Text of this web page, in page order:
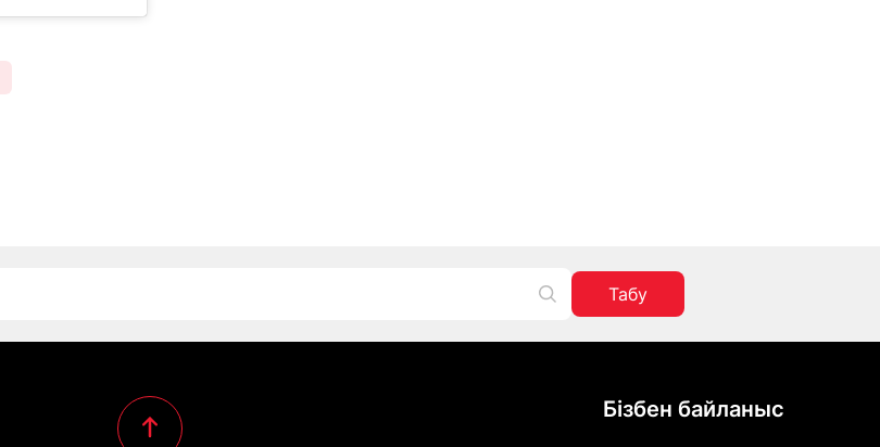
Табу
Бізбен байланыс